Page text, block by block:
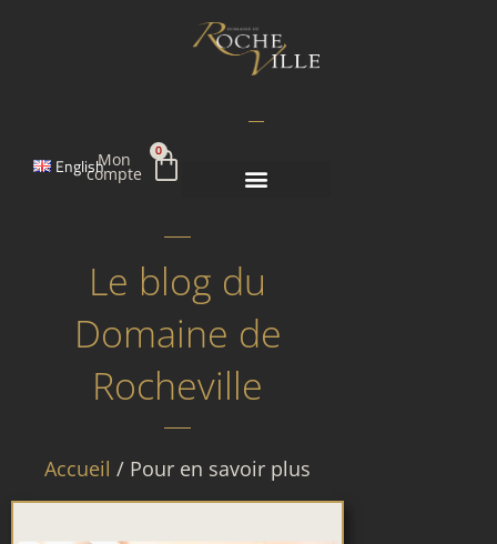
EnglishMon
compte
0
Panier
Le blog du
Domaine de
Rocheville
Accueil / Pour en savoir plus